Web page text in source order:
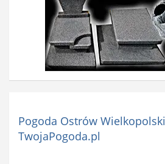
Pogoda Ostrów Wielkopolski
TwojaPogoda.pl